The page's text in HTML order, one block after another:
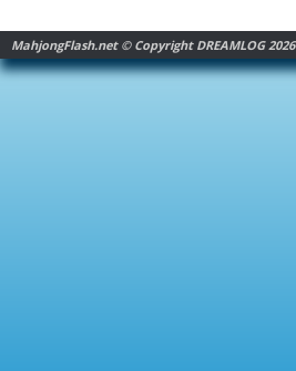
MahjongFlash.net © Copyright DREAMLOG 2026